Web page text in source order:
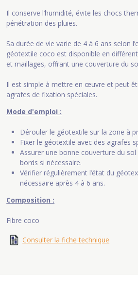
Il conserve l’humidité, évite les chocs
pénétration des pluies.
Sa durée de vie varie de 4 à 6 ans selon
géotextile coco est disponible en
et maillages, offrant une couverture du
Il est simple à mettre en œuvre et peut
agrafes de fixation spéciales.
Mode d'emploi :
Dérouler le géotextile sur la zone à
Fixer le géotextile avec des agrafes
Assurer une bonne couverture du
bords si nécessaire.
Vérifier régulièrement l’état du
nécessaire après 4 à 6 ans.
Composition :
Fibre coco
Consulter la fiche technique